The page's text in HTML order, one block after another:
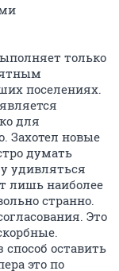
только
поселениях.
для
Захотел новые
думать
удивляться
лишь наиболее
странно.
Это
оставить
это по